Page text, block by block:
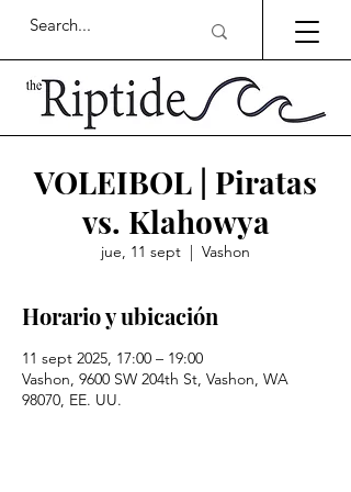
VOLEIBOL | Piratas
vs. Klahowya
jue, 11 sept
  |
Vashon
Horario y ubicación
11 sept 2025, 17:00 – 19:00
Vashon, 9600 SW 204th St, Vashon, WA
98070, EE. UU.